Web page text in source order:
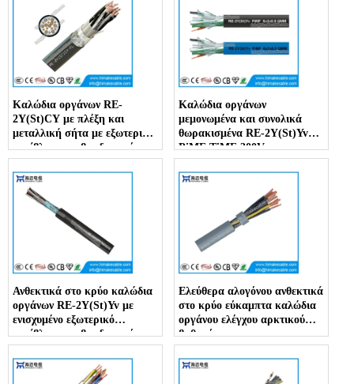
Καλώδια οργάνων RE-
2Y(St)CY με πλέξη και
μεταλλική σήτα με εξωτερικό
περίβλημα επιβραδυντικό
φλόγας
Καλώδια οργάνων
μεμονωμένα και συνολικά
θωρακισμένα RE-2Y(St)Yv
PiMF TiMF 300V
Ανθεκτικά στο κρύο καλώδια
οργάνων RE-2Y(St)Yv με
ενισχυμένο εξωτερικό
περίβλημα επιβραδυντικό
φλόγας
Ελεύθερα αλογόνου ανθεκτικά
στο κρύο εύκαμπτα καλώδια
οργάνου ελέγχου αρκτικού
βαθμού